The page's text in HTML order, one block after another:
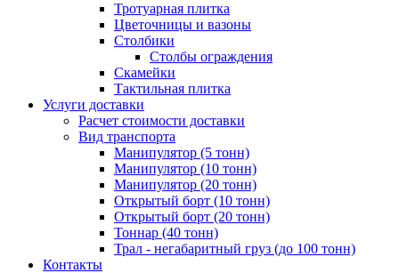
Тротуарная плитка
Цветочницы и вазоны
Столбики
Столбы ограждения
Скамейки
Тактильная плитка
Услуги доставки
Расчет стоимости доставки
Вид транспорта
Манипулятор (5 тонн)
Манипулятор (10 тонн)
Манипулятор (20 тонн)
Открытый борт (10 тонн)
Открытый борт (20 тонн)
Тоннар (40 тонн)
Трал - негабаритный груз (до 100 тонн)
Контакты